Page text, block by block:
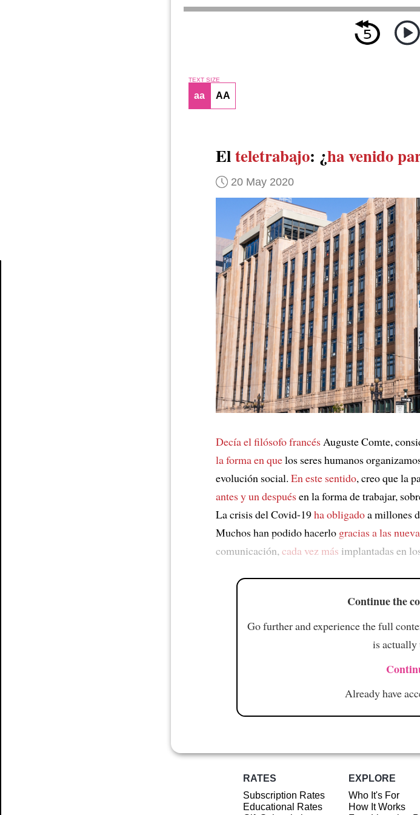
TEXT SIZE
aa AA
Elteletrabajo: ¿ha venido
20 May 2020
Decía el filósofo francés Auguste Comte,
la forma en quelos seres humanos
evolución social. En este sentido, creo que la
antes y un despuésen la forma de trabajar,
La crisis del Covid-19ha obligadoa millones
Muchos han podido hacerlo gracias a las
comunicación, cada vez más implantadas en
Continue the
Go further and experience the full
is actually
Already have
RATES
Subscription Rates
Educational Rates
EXPLORE
Who It's For
How It Works